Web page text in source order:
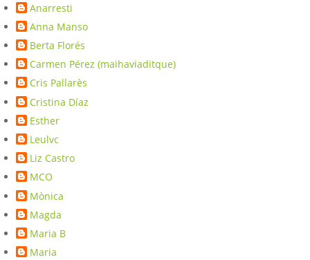
Anarresti
Anna Manso
Berta Florés
Carmen Pérez (maihaviaditque)
Cris Pallarès
Cristina Díaz
Esther
Leulvc
Liz Castro
MCO
Mònica
Magda
Maria B
Maria